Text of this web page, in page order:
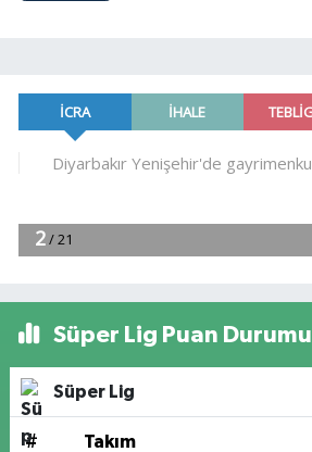
Süper Lig Puan Durumu
Süper Lig
# Takım